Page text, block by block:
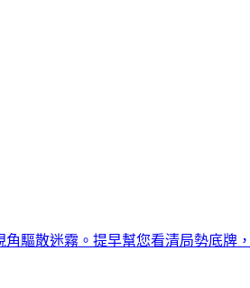
驅散迷霧。提早幫您看清局勢底牌